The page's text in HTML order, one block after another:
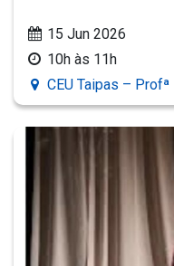
15 Jun 2026
10h às 11h
CEU Taipas –